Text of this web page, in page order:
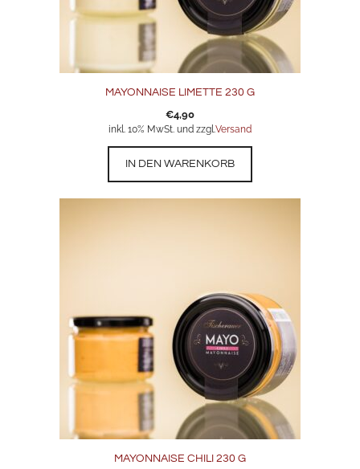
MAYONNAISE LIMETTE 230 G
€4,90
inkl. 10% MwSt. und zzgl.Versand
IN DEN WARENKORB
MAYONNAISE CHILI 230 G